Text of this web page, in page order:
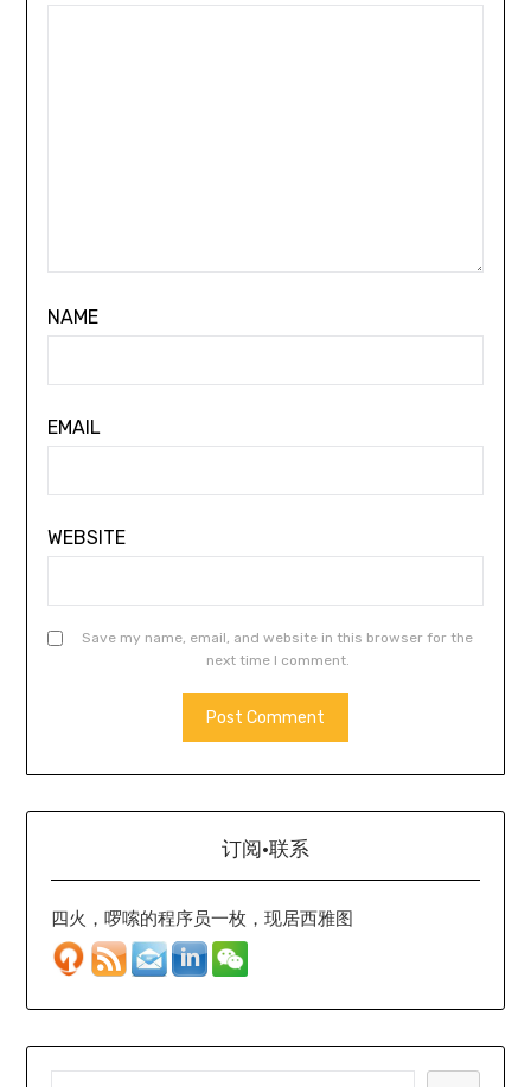
NAME
EMAIL
WEBSITE
Save my name, email, and website in this browser for the
next time I comment.
订阅·联系
四火，啰嗦的程序员一枚，现居西雅图